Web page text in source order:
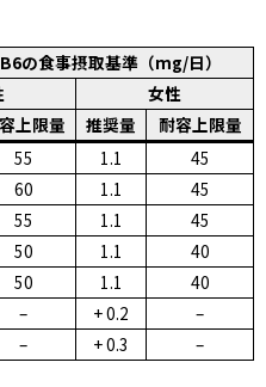
の食事摂取基準（mg/日）
女性
上限量 推奨量
耐容上限量
55 1.1
45
60 1.1
45
55 1.1
45
50 1.1
40
50 1.1
40
– + 0.2
–
– + 0.3 –